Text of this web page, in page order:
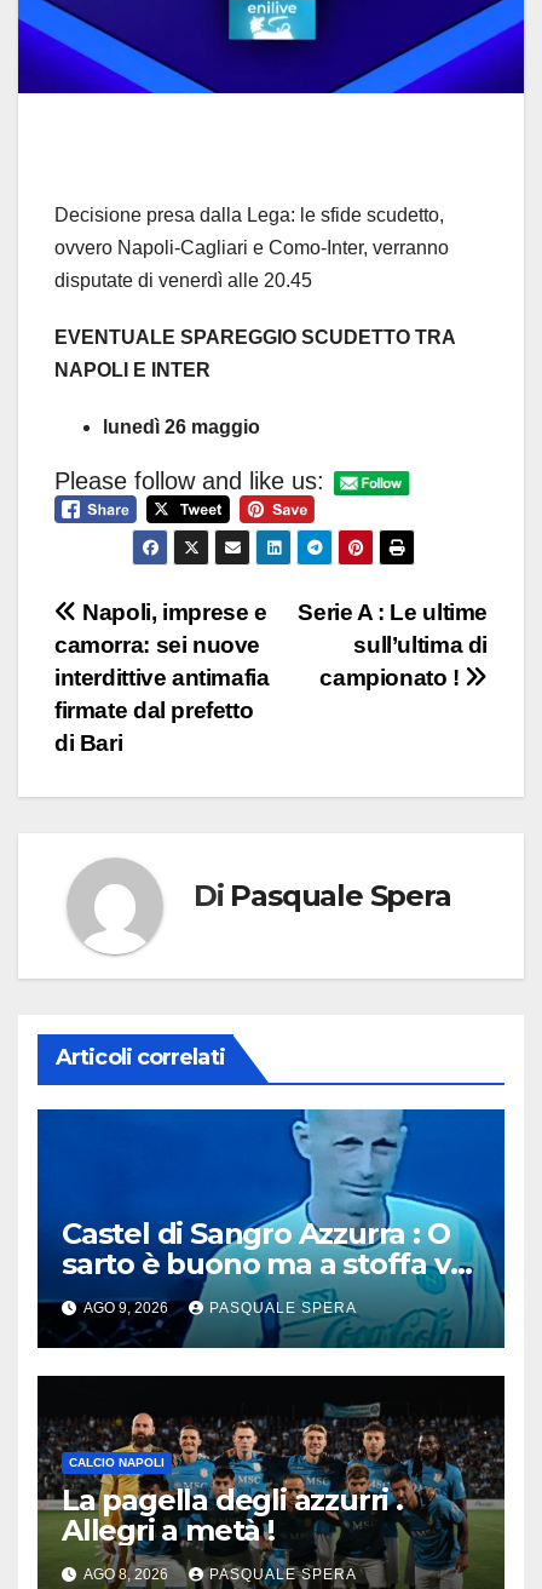
Decisione presa dalla Lega: le sfide scudetto,
ovvero Napoli-Cagliari e Como-Inter, verranno
disputate di venerdì alle 20.45
EVENTUALE SPAREGGIO SCUDETTO TRA
NAPOLI E INTER
lunedì 26 maggio
Please follow and like us:
Navigazione
articoli
Serie A : Le ultime
sull’ultima di
campionato !
Napoli, imprese e
camorra: sei nuove
interdittive antimafia
firmate dal prefetto
di Bari
Di Pasquale Spera
Articoli correlati
Castel di Sangro Azzurra : O
sarto è buono ma a stoffa va
migliorata !
AGO 9, 2026 PASQUALE SPERA
CALCIO NAPOLI
La pagella degli azzurri .
Allegri a metà !
AGO 8, 2026 PASQUALE SPERA